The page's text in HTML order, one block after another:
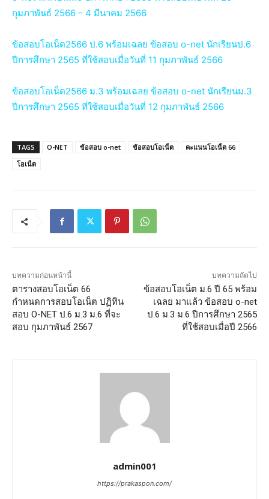
กุมภาพันธ์ 2566 – 4 มีนาคม 2566
ข้อสอบโอเน็ต2566 ป.6 พร้อมเฉลย ข้อสอบ o-net นักเรียนป.6
ปีการศึกษา 2565 ที่ใช้สอบเมื่อวันที่ 11 กุมภาพันธ์ 2566
ข้อสอบโอเน็ต2566 ม.3 พร้อมเฉลย ข้อสอบ o-net นักเรียนม.3
ปีการศึกษา 2565 ที่ใช้สอบเมื่อวันที่ 12 กุมภาพันธ์ 2566
TAGS O-NET ข้อสอบ o-net ข้อสอบโอเน็ต
คะแนนโอเน็ต 66
โอเน็ต
บทความก่อนหน้านี้
ตารางสอบโอเน็ต 66
กำหนดการสอบโอเน็ต ปฏิทิน
สอบ O-NET ป.6 ม.3 ม.6 ที่จะ
สอบ กุมภาพันธ์ 2567
บทความถัดไป
ข้อสอบโอเน็ต ม.6 ปี 65 พร้อม
เฉลย มาแล้ว ข้อสอบ o-net
ป.6 ม.3 ม.6 ปีการศึกษา 2565
ที่ใช้สอบเมื่อปี 2566
admin001
https://prakaspon.com/